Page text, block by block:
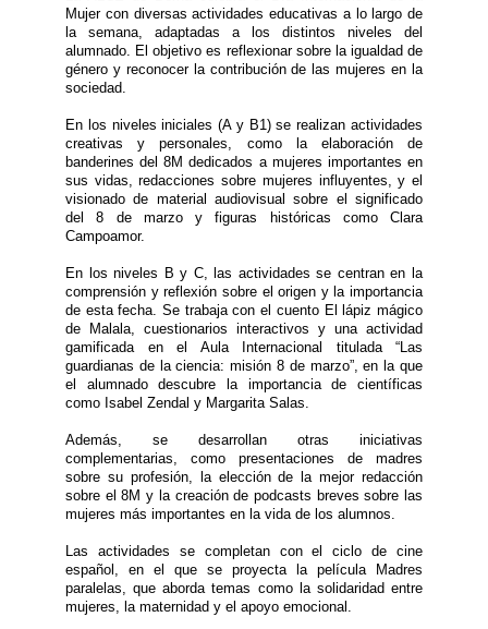
Mujer con diversas actividades educativas a lo largo de
la semana, adaptadas a los distintos niveles del
alumnado. El objetivo es reflexionar sobre la igualdad de
género y reconocer la contribución de las mujeres en la
sociedad.
En los niveles iniciales (A y B1) se realizan actividades
creativas y personales, como la elaboración de
banderines del 8M dedicados a mujeres importantes en
sus vidas, redacciones sobre mujeres influyentes, y el
visionado de material audiovisual sobre el significado
del 8 de marzo y figuras históricas como Clara
Campoamor.
En los niveles B y C, las actividades se centran en la
comprensión y reflexión sobre el origen y la importancia
de esta fecha. Se trabaja con el cuento El lápiz mágico
de Malala, cuestionarios interactivos y una actividad
gamificada en el Aula Internacional titulada “Las
guardianas de la ciencia: misión 8 de marzo”, en la que
el alumnado descubre la importancia de científicas
como Isabel Zendal y Margarita Salas.
Además, se desarrollan otras iniciativas
complementarias, como presentaciones de madres
sobre su profesión, la elección de la mejor redacción
sobre el 8M y la creación de podcasts breves sobre las
mujeres más importantes en la vida de los alumnos.
Las actividades se completan con el ciclo de cine
español, en el que se proyecta la película Madres
paralelas, que aborda temas como la solidaridad entre
mujeres, la maternidad y el apoyo emocional.